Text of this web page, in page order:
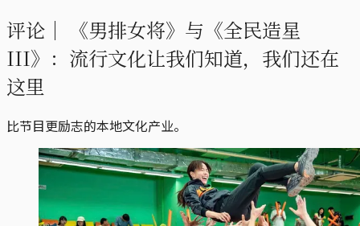
评论｜
《男排女将》与《全民造星
III》：流行文化让我们知道，我们还在
这里
比节目更励志的本地文化产业。